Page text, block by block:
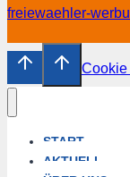
freiewaehler-
Cookie
START
AKTUELL